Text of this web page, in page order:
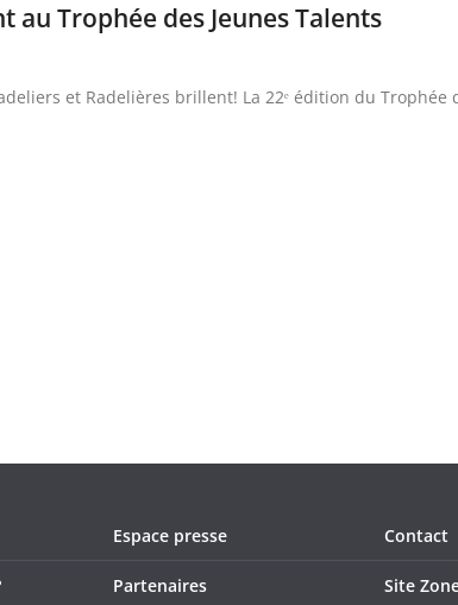
au Trophée des Jeunes Talents
et Radelières brillent! La 22ᵉ édition du Trophée
Espace presse
Partenaires
Contact
Site